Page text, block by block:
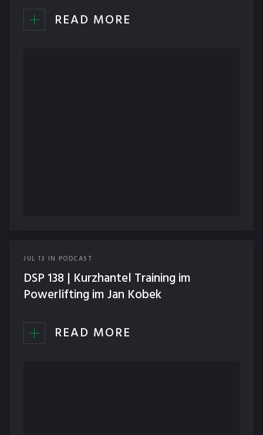
READ MORE
JUL 13 IN PODCAST
DSP 138 | Kurzhantel Training im
Powerlifting im Jan Kobek
READ MORE